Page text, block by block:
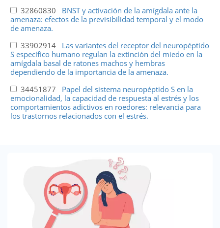
32860830 BNST y activación de la amígdala ante la
amenaza: efectos de la previsibilidad temporal y el modo
de amenaza.
33902914 Las variantes del receptor del neuropéptido
S específico humano regulan la extinción del miedo en la
amígdala basal de ratones machos y hembras
dependiendo de la importancia de la amenaza.
34451877 Papel del sistema neuropéptido S en la
emocionalidad, la capacidad de respuesta al estrés y los
comportamientos adictivos en roedores: relevancia para
los trastornos relacionados con el estrés.